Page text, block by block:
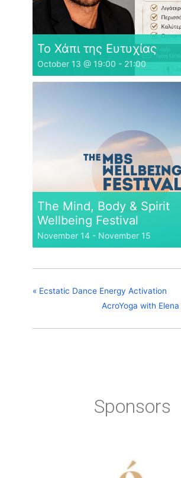
Το Χάπι της Ευτυχίας
October 13 @ 19:00 - 21:00
The Mind, Body & Spirit
Wellbeing Festival
November 14 - November 15
« Ecstatic Dance Energy Activation
AcroYoga with
Sponsors